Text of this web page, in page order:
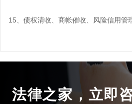
15、债权清收、商帐催收、风险信用管
法律之家，立即